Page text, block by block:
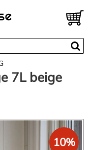
7L beige
10%